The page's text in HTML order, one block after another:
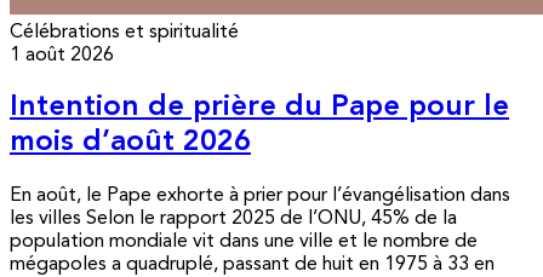
Célébrations et spiritualité
1 août 2026
Intention de prière du Pape pour le
mois d’août 2026
En août, le Pape exhorte à prier pour l’évangélisation dans
les villes Selon le rapport 2025 de l’ONU, 45% de la
population mondiale vit dans une ville et le nombre de
mégapoles a quadruplé, passant de huit en 1975 à 33 en